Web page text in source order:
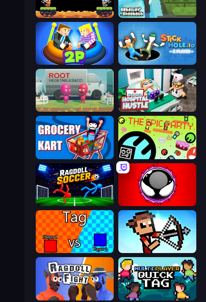
12 MiniBattles Getaway Shootout
Ragdoll Arena 2 Player Stickhole.io
Root Vegetables & Co Hospital Hustle
Grocery Kart The Epic Party
Ragdoll Soccer 2 Players Splatmans
2 Player Tag Stick Archers Battle
Ragdoll Fight Multiplayer Quick Tag